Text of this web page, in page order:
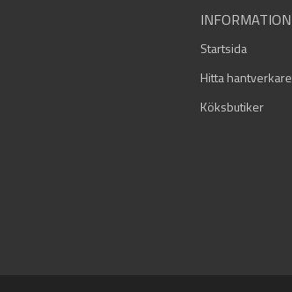
INFORMATION
Startsida
Hitta hantverkare
Köksbutiker